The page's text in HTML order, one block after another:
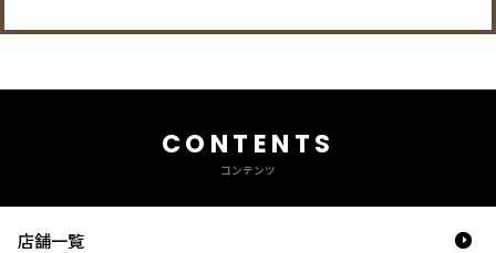
CONTENTS
コンテンツ
店舗一覧